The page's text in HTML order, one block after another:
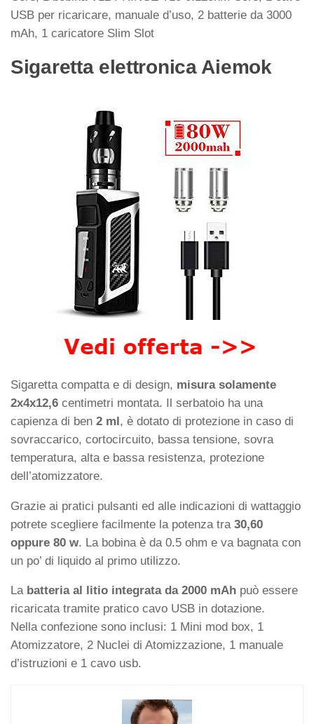
USB per ricaricare, manuale d’uso, 2 batterie da 3000
mAh, 1 caricatore Slim Slot
Sigaretta elettronica Aiemok
Sigaretta compatta e di design, misura solamente
2x4x12,6 centimetri montata. Il serbatoio ha una
capienza di ben 2 ml, è dotato di protezione in caso di
sovraccarico, cortocircuito, bassa tensione, sovra
temperatura, alta e bassa resistenza, protezione
dell’atomizzatore.
Grazie ai pratici pulsanti ed alle indicazioni di wattaggio
potrete scegliere facilmente la potenza tra 30,60
oppure 80 w. La bobina è da 0.5 ohm e va bagnata con
un po’ di liquido al primo utilizzo.
La batteria al litio integrata da 2000 mAh può essere
ricaricata tramite pratico cavo USB in dotazione.
Nella confezione sono inclusi: 1 Mini mod box, 1
Atomizzatore, 2 Nuclei di Atomizzazione, 1 manuale
d’istruzioni e 1 cavo usb.